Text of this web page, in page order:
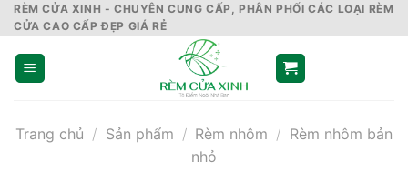
Skip
to
content
RÈM CỬA XINH - CHUYÊN CUNG CẤP, PHÂN PHỐI CÁC LOẠI RÈM
CỬA CAO CẤP ĐẸP GIÁ RẺ
Trang chủ / Sản phẩm / Rèm nhôm / Rèm nhôm bản
nhỏ